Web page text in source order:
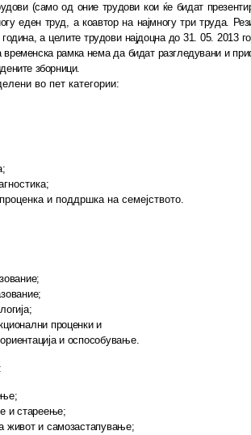
(само од оние трудови кои ќе бидат презенти
еден труд, а коавтор на најмногу три труда.
а целите трудови најдоцна до 31. 05.2013 го
временска рамка нема да бидат разгледувани и
зборници.
во пет ка­те­го­ри­и:
и поддршка на семејството.
проценки и
и ос­по­со­бу­вање.
и стареење;
живот и са­мо­зас­та­пу­ва­ње;